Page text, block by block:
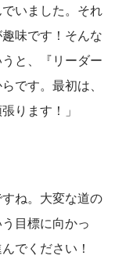
いました。それ
味です！そんな
と、『リーダー
です。最初は、
ります！」
ね。大変な道の
目標に向かっ
でください！